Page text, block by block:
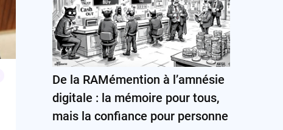
De la RAMémention à l’amnésie
digitale : la mémoire pour tous,
mais la confiance pour personne